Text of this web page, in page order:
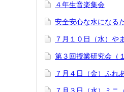
４年生音楽集会
安全安心な水になる
７月１０日（水）や
第３回授業研究会（
７月４日（金）ふれ